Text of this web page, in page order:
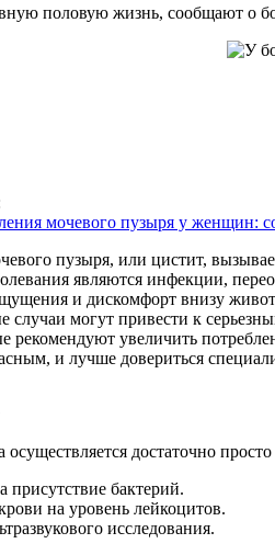
половую жизнь, сообщают о
мочевого пузыря у женщин:
пузыря, или цистит,
являются инфекции,
и дискомфорт внизу
случаи могут привести к
рекомендуют увеличить
и лучше довериться
осуществляется достаточно
присутствие бактерий.
на уровень лейкоцитов.
исследования.